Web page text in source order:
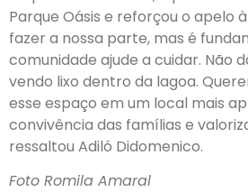
Parque Oásis e reforçou o apelo
fazer a nossa parte, mas é
comunidade ajude a cuidar. Não
vendo lixo dentro da lagoa.
esse espaço em um local mais
convivência das famílias e
ressaltou Adiló Didomenico.
Foto Romila Amaral